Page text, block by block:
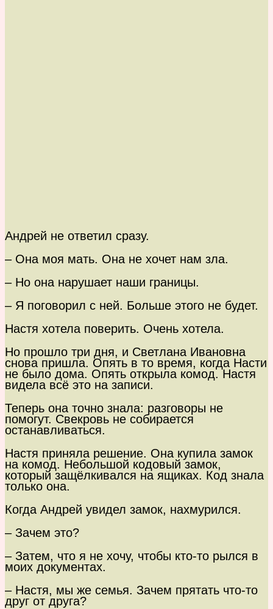
Андрей не ответил сразу.
– Она моя мать. Она не хочет нам зла.
– Но она нарушает наши границы.
– Я поговорил с ней. Больше этого не будет.
Настя хотела поверить. Очень хотела.
Но прошло три дня, и Светлана Ивановна
снова пришла. Опять в то время, когда Насти
не было дома. Опять открыла комод. Настя
видела всё это на записи.
Теперь она точно знала: разговоры не
помогут. Свекровь не собирается
останавливаться.
Настя приняла решение. Она купила замок
на комод. Небольшой кодовый замок,
который защёлкивался на ящиках. Код знала
только она.
Когда Андрей увидел замок, нахмурился.
– Зачем это?
– Затем, что я не хочу, чтобы кто-то рылся в
моих документах.
– Настя, мы же семья. Зачем прятать что-то
друг от друга?